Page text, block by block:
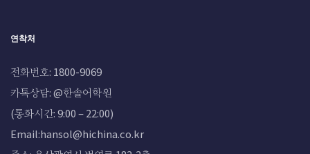
연착처
전화번호: 1800-9069
카톡상담: @한솔어학원
(통화시간: 9:00 – 22:00)
Email:hansol@hichina.co.kr